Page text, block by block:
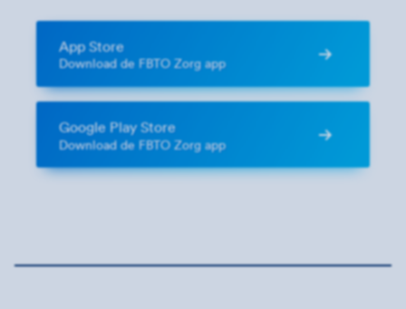
App Store
Download de FBTO Zorg app
Google Play Store
Download de FBTO Zorg app